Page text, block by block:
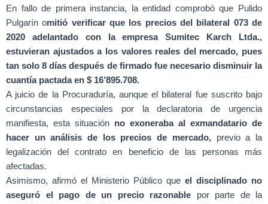
En fallo de primera instancia, la entidad comprobó que Pulido
Pulgarín omitió verificar que los precios del bilateral 073 de
2020 adelantado con la empresa Sumitec Karch Ltda.,
estuvieran ajustados a los valores reales del mercado, pues
tan solo 8 días después de firmado fue necesario disminuir la
cuantía pactada en $ 16’895.708.
A juicio de la Procuraduría, aunque el bilateral fue suscrito bajo
circunstancias especiales por la declaratoria de urgencia
manifiesta, esta situación no exoneraba al exmandatario de
hacer un análisis de los precios de mercado, previo a la
legalización del contrato en beneficio de las personas más
afectadas.
Asimismo, afirmó el Ministerio Público que el disciplinado no
aseguró el pago de un precio razonable por parte de la